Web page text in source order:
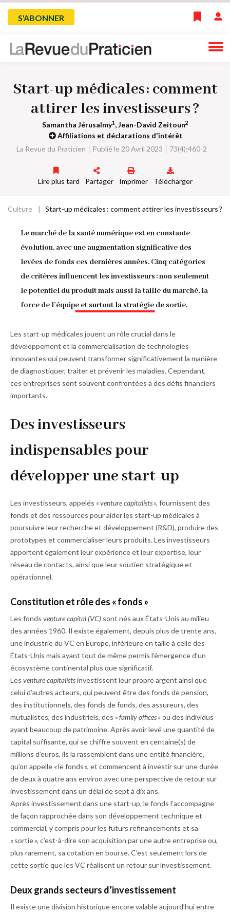
Skip
navigation
Menu
du
de
l'utilisateur
S'ABONNER
Start-up médicales : comment
attirer les investisseurs ?
Samantha Jérusalmy1, Jean-David Zeitoun2
Affiliations et déclarations d'intérêt
La Revue du Praticien
Publié le 20 Avril 2023 73(4);460-2
Lire plus tard Partager Imprimer Télécharger
Fil
d'Ariane
Culture Start-up médicales : comment attirer les investisseurs ?
Le marché de la santé numérique est en constante
évolution, avec une augmentation significative des
levées de fonds ces dernières années. Cinq catégories
de critères influencent les investisseurs : non seulement
le potentiel du produit mais aussi la taille du marché, la
force de l’équipe et surtout la stratégie de sortie.
Les start-up médicales jouent un rôle crucial dans le
développement et la commercialisation de technologies
innovantes qui peuvent transformer significativement la manière
de diag­nostiquer, traiter et prévenir les maladies. Cependant,
ces entreprises sont souvent confrontées à des défis financiers
importants.
Des investisseurs
indispensables pour
développer une start-up
Les investisseurs, appelés « venture capitalists », fournissent des
fonds et des ressources pour aider les start-up médicales à
poursuivre leur recherche et développement (R&D), produire des
prototypes et commercialiser leurs produits. Les investisseurs
apportent également leur expérience et leur expertise, leur
réseau de contacts, ainsi que leur soutien stratégique et
opérationnel.
Constitution et rôle des « fonds »
Les fonds venture capital (VC) sont nés aux États-Unis au milieu
des années 1960. Il existe également, depuis plus de trente ans,
une industrie du VC en Europe, inférieure en taille à celle des
États-Unis mais ayant tout de même permis l’émergence d’un
écosystème continental plus que significatif.
Les venture capitalistsinvestissent leur propre argent ainsi que
celui d’autres acteurs, qui peuvent être des fonds de pension,
des institutionnels, des fonds de fonds, des assureurs, des
mutualistes, des industriels, des « family offices » ou des individus
ayant beaucoup de patrimoine. Après avoir levé une quantité de
capital suffisante, qui se chiffre souvent en centaine(s) de
millions d’euros, ils la rassemblent dans une entité financière,
qu’on appelle « le fonds », et commencent à investir sur une durée
de deux à quatre ans environ avec une perspective de retour sur
investissement dans un délai de sept à dix ans.
Après investissement dans une start-up, le fonds l’accompagne
de façon rapprochée dans son développement technique et
commercial, y compris pour les futurs refinancements et sa
« sortie », c’est-à-dire son acquisition par une autre entreprise ou,
plus rarement, sa cotation en bourse. C’est seulement lors de
cette sortie que les VC réalisent un retour sur investissement.
Deux grands secteurs d’investissement
Il existe une division historique encore valable aujour­d’hui entre